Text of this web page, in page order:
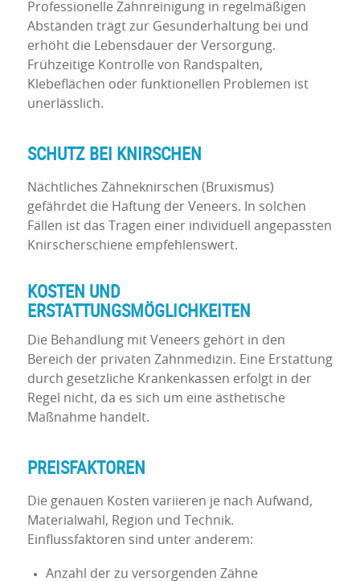
Professionelle Zahnreinigung in regelmäßigen
Abständen trägt zur Gesunderhaltung bei und
erhöht die Lebensdauer der Versorgung.
Frühzeitige Kontrolle von Randspalten,
Klebeflächen oder funktionellen Problemen ist
unerlässlich.
SCHUTZ BEI KNIRSCHEN
Nächtliches Zähneknirschen (Bruxismus)
gefährdet die Haftung der Veneers. In solchen
Fällen ist das Tragen einer individuell angepassten
Knirscherschiene empfehlenswert.
KOSTEN UND
ERSTATTUNGSMÖGLICHKEITEN
Die Behandlung mit Veneers gehört in den
Bereich der privaten Zahnmedizin. Eine Erstattung
durch gesetzliche Krankenkassen erfolgt in der
Regel nicht, da es sich um eine ästhetische
Maßnahme handelt.
PREISFAKTOREN
Die genauen Kosten variieren je nach Aufwand,
Materialwahl, Region und Technik.
Einflussfaktoren sind unter anderem:
Anzahl der zu versorgenden Zähne